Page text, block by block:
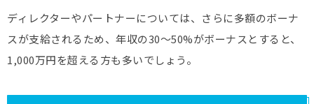
ディレクターやパートナーについては、さらに多額のボーナ
スが支給されるため、年収の30～50%がボーナスとすると、
1,000万円を超える方も多いでしょう。